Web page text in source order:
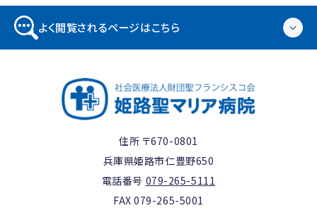
よく閲覧されるページはこちら
住所 〒670-0801
兵庫県姫路市仁豊野650
電話番号 079-265-5111
FAX 079-265-5001